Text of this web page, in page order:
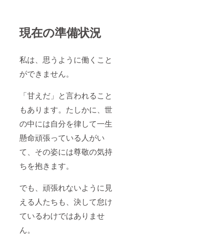
現在の準備状況
私は、思うように働くこと
ができません。
「甘えだ」と言われること
もあります。たしかに、世
の中には自分を律して一生
懸命頑張っている人がい
て、その姿には尊敬の気持
ちを抱きます。
でも、頑張れないように見
える人たちも、決して怠け
ているわけではありませ
ん。